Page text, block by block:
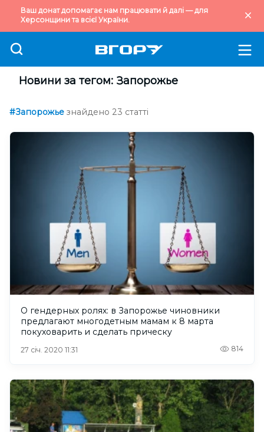
Ваш донат допомагає нам працювати й далі — для
Херсонщини та всієї України.
Новини за тегом: Запорожье
#Запорожье знайдено 23 статті
О гендерных ролях: в Запорожье чиновники
предлагают многодетным мамам к 8 марта
покуховарить и сделать прическу
27 січ. 2020 11:31 814